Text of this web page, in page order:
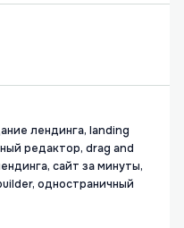
лендинга, landing
редактор, drag and
сайт за минуты,
одностраничный